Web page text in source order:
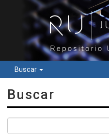
Buscar
Buscar